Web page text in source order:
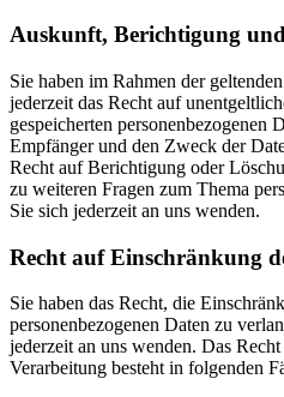
Auskunft, Berichtigung
Sie haben im Rahmen der
jederzeit das Recht auf
gespeicherten personenbezogenen
Empfänger und den Zweck der
Recht auf Berichtigung oder
zu weiteren Fragen zum Thema
Sie sich jederzeit an uns wenden.
Recht auf Einschränkung
Sie haben das Recht, die
personenbezogenen Daten zu
jederzeit an uns wenden. Das
Verarbeitung besteht in folgenden